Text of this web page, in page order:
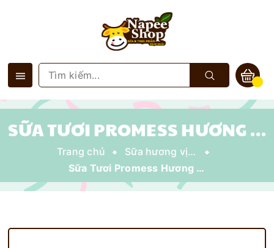
SỮA TƯƠI PROMESS HƯƠNG DÂU 200ML
Trang chủ
Sữa hương vị có đường
Sữa Tươi Promess Hương Dâu 200ml